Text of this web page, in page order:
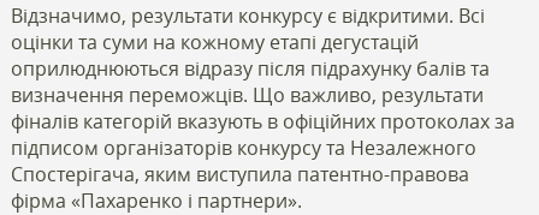
Відзначимо, результати конкурсу є відкритими. Всі
оцінки та суми на кожному етапі дегустацій
оприлюднюються відразу після підрахунку балів та
визначення переможців. Що важливо, результати
фіналів категорій вказують в офіційних протоколах за
підписом організаторів конкурсу та Незалежного
Спостерігача, яким виступила патентно-правова
фірма «Пахаренко і партнери».